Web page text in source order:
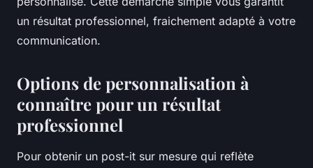
un résultat professionnel, fraichement adapté à votre
communication.
Options de personnalisation à
connaître pour un résultat
professionnel
Pour obtenir un post-it sur mesure qui reflète